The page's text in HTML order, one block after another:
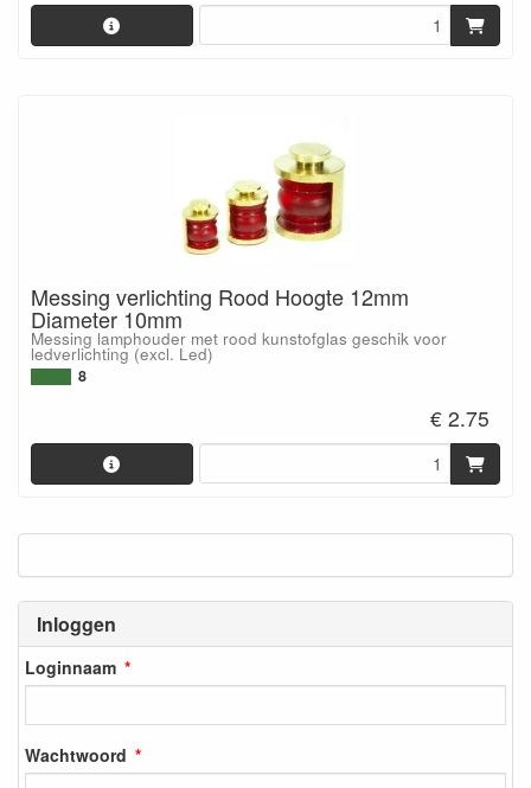
Inloggen
Loginnaam
Wachtwoord
Messing verlichting Rood Hoogte 12mm
Diameter 10mm
Messing lamphouder met rood kunstofglas geschik voor
ledverlichting (excl. Led)
8
€ 2.75